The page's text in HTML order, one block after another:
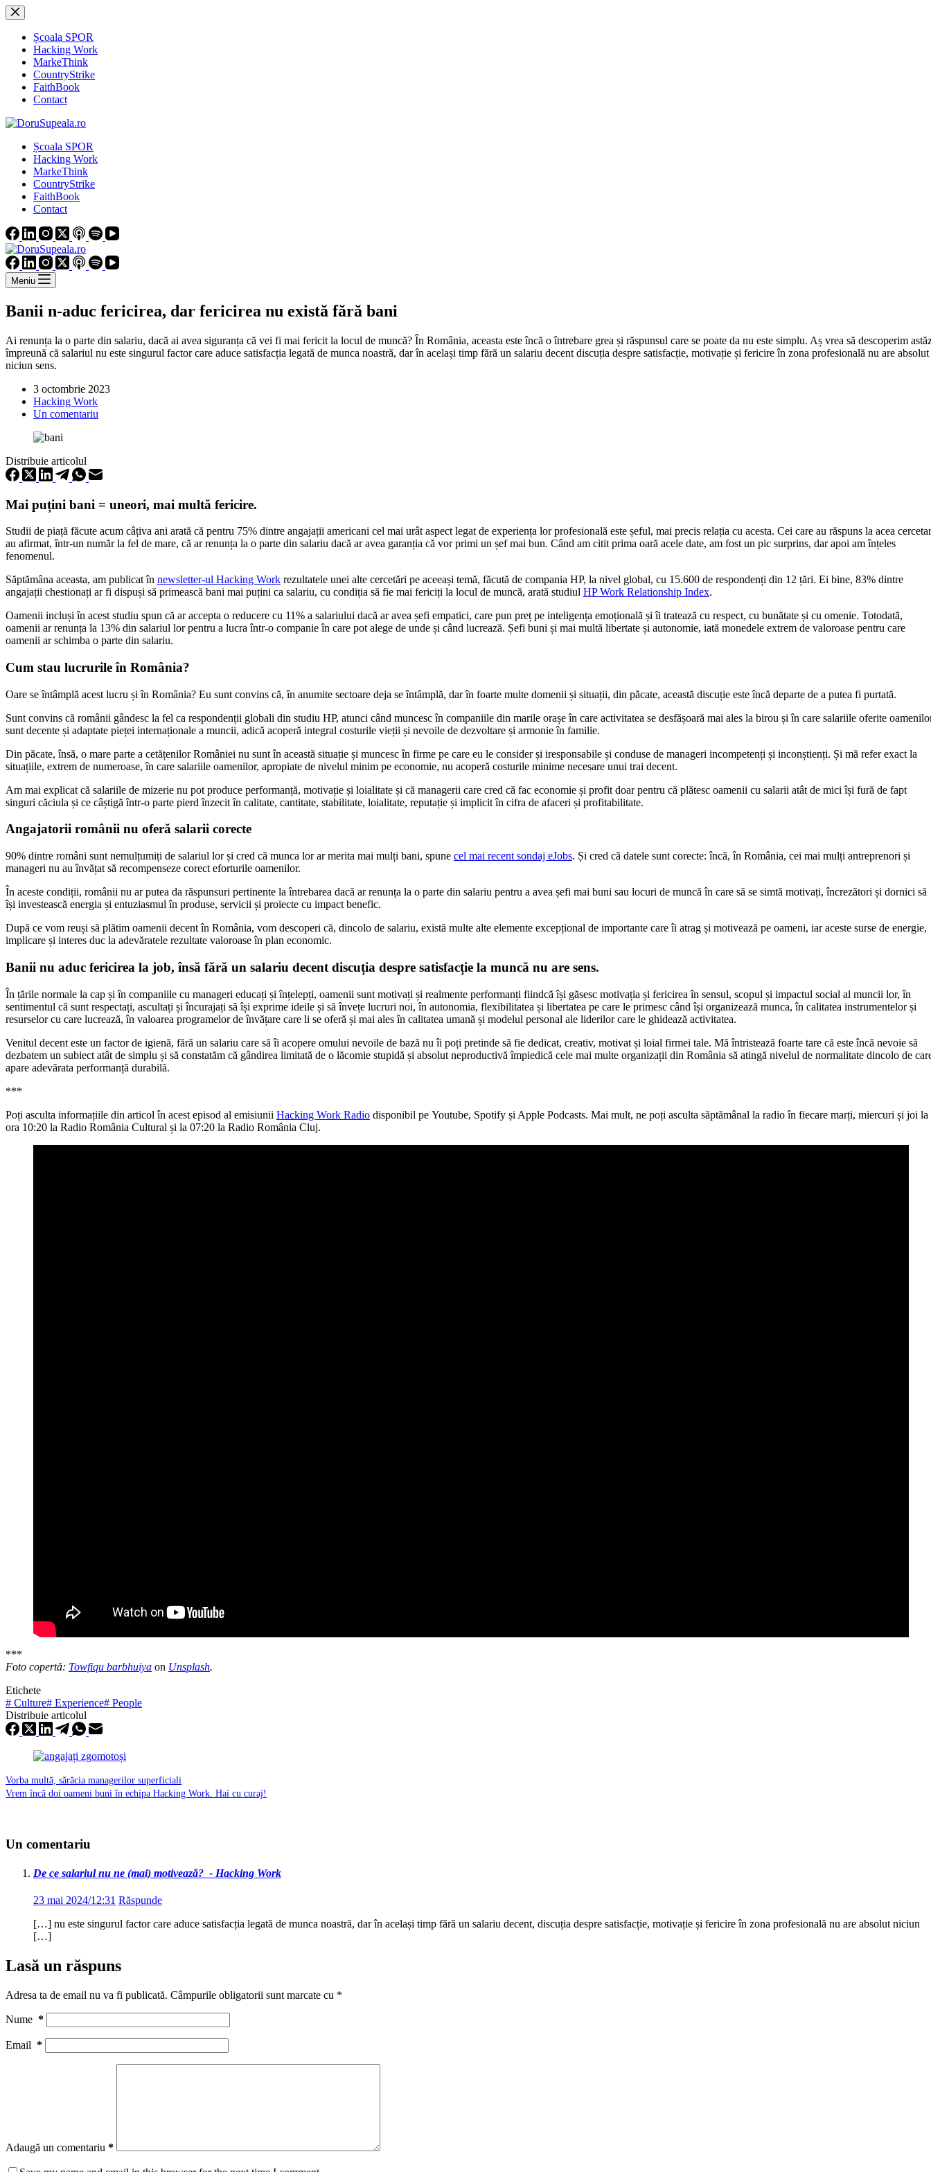
Sari
la
conținutȘcoala SPOR
Hacking Work
MarkeThink
CountryStrike
FaithBook
Contact
Școala SPOR
Hacking Work
MarkeThink
CountryStrike
FaithBook
Contact
Meniu
Banii n-aduc fericirea, dar fericirea nu există fără bani
Ai renunța la o parte din salariu, dacă ai avea siguranța că vei fi mai fericit la locul de muncă? În România, aceasta este încă o întrebare grea și răspunsul care se poate da nu este simplu. Aș vrea să descoperim
împreună că salariul nu este singurul factor care aduce satisfacția legată de munca noastră, dar în același timp fără un salariu decent discuția despre satisfacție, motivație și fericire în zona profesională nu are absolut
niciun sens.
3 octombrie 2023
Hacking Work
Un comentariu
Distribuie articolul
Mai puțini bani = uneori, mai multă fericire.
Studii de piață făcute acum câțiva ani arată că pentru 75% dintre angajații americani cel mai urât aspect legat de experiența lor profesională este șeful, mai precis relația cu acesta. Cei care au răspuns la acea
au afirmat, într-un număr la fel de mare, că ar renunța la o parte din salariu dacă ar avea garanția că vor primi un șef mai bun. Când am citit prima oară acele date, am fost un pic surprins, dar apoi am înțeles
fenomenul.
Săptămâna aceasta, am publicat în newsletter-ul Hacking Work rezultatele unei alte cercetări pe aceeași temă, făcută de compania HP, la nivel global, cu 15.600 de respondenți din 12 țări. Ei bine, 83% dintre
angajații chestionați ar fi dispuși să primească bani mai puțini ca salariu, cu condiția să fie mai fericiți la locul de muncă, arată studiul HP Work Relationship Index.
Oamenii incluși în acest studiu spun că ar accepta o reducere cu 11% a salariului dacă ar avea șefi empatici, care pun preț pe inteligența emoțională și îi tratează cu respect, cu bunătate și cu omenie. Totodată,
oamenii ar renunța la 13% din salariul lor pentru a lucra într-o companie în care pot alege de unde și când lucrează. Șefi buni și mai multă libertate și autonomie, iată monedele extrem de valoroase pentru care
oamenii ar schimba o parte din salariu.
Cum stau lucrurile în România?
Oare se întâmplă acest lucru și în România? Eu sunt convins că, în anumite sectoare deja se întâmplă, dar în foarte multe domenii și situații, din păcate, această discuție este încă departe de a putea fi purtată.
Sunt convins că românii gândesc la fel ca respondenții globali din studiu HP, atunci când muncesc în companiile din marile orașe în care activitatea se desfășoară mai ales la birou și în care salariile oferite
sunt decente și adaptate pieței internaționale a muncii, adică acoperă integral costurile vieții și nevoile de dezvoltare și armonie în familie.
Din păcate, însă, o mare parte a cetățenilor României nu sunt în această situație și muncesc în firme pe care eu le consider și iresponsabile și conduse de manageri incompetenți și inconștienți. Și mă refer exact la
situațiile, extrem de numeroase, în care salariile oamenilor, apropiate de nivelul minim pe economie, nu acoperă costurile minime necesare unui trai decent.
Am mai explicat că salariile de mizerie nu pot produce performanță, motivație și loialitate și că managerii care cred că fac economie și profit doar pentru că plătesc oamenii cu salarii atât de mici își fură de fapt
singuri căciula și ce câștigă într-o parte pierd înzecit în calitate, cantitate, stabilitate, loialitate, reputație și implicit în cifra de afaceri și profitabilitate.
Angajatorii românii nu oferă salarii corecte
90% dintre români sunt nemulțumiți de salariul lor și cred că munca lor ar merita mai mulți bani, spune cel mai recent sondaj eJobs. Și cred că datele sunt corecte: încă, în România, cei mai mulți antreprenori și
manageri nu au învățat să recompenseze corect eforturile oamenilor.
În aceste condiții, românii nu ar putea da răspunsuri pertinente la întrebarea dacă ar renunța la o parte din salariu pentru a avea șefi mai buni sau locuri de muncă în care să se simtă motivați, încrezători și dornici să
își investească energia și entuziasmul în produse, servicii și proiecte cu impact benefic.
După ce vom reuși să plătim oamenii decent în România, vom descoperi că, dincolo de salariu, există multe alte elemente excepțional de importante care îi atrag și motivează pe oameni, iar aceste surse de energie,
implicare și interes duc la adevăratele rezultate valoroase în plan economic.
Banii nu aduc fericirea la job, însă fără un salariu decent discuția despre satisfacție la muncă nu are sens.
În țările normale la cap și în companiile cu manageri educați și înțelepți, oamenii sunt motivați și realmente performanți fiindcă își găsesc motivația și fericirea în sensul, scopul și impactul social al muncii lor, în
sentimentul că sunt respectați, ascultați și încurajați să își exprime ideile și să învețe lucruri noi, în autonomia, flexibilitatea și libertatea pe care le primesc când își organizează munca, în calitatea instrumentelor și
resurselor cu care lucrează, în valoarea programelor de învățare care li se oferă și mai ales în calitatea umană și modelul personal ale liderilor care le ghidează activitatea.
Venitul decent este un factor de igienă, fără un salariu care să îi acopere omului nevoile de bază nu îi poți pretinde să fie dedicat, creativ, motivat și loial firmei tale. Mă întristează foarte tare că este încă nevoie să
dezbatem un subiect atât de simplu și să constatăm că gândirea limitată de o lăcomie stupidă și absolut neproductivă împiedică cele mai multe organizații din România să atingă nivelul de normalitate dincolo de
apare adevărata performanță durabilă.
***
Poți asculta informațiile din articol în acest episod al emisiunii Hacking Work Radio disponibil pe Youtube, Spotify și Apple Podcasts. Mai mult, ne poți asculta săptămânal la radio în fiecare marți, miercuri și joi la
ora 10:20 la Radio România Cultural și la 07:20 la Radio România Cluj.
***
Foto copertă: Towfiqu barbhuiya on Unsplash.
Etichete
# Culture# Experience# People
Distribuie articolul
Vorba multă, sărăcia managerilor superficiali
Vrem încă doi oameni buni în echipa Hacking Work. Hai cu curaj!
Un comentariu
De ce salariul nu ne (mai) motivează? - Hacking Work
23 mai 2024/12:31 Răspunde
[…] nu este singurul factor care aduce satisfacția legată de munca noastră, dar în același timp fără un salariu decent, discuția despre satisfacție, motivație și fericire în zona profesională nu are absolut niciun
[…]
Lasă un răspuns
Adresa ta de email nu va fi publicată. Câmpurile obligatorii sunt marcate cu *
Nume *
Email *
Adaugă un comentariu *